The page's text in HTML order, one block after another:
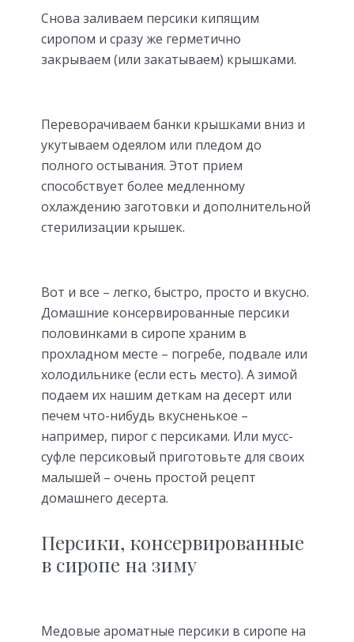
Снова заливаем персики кипящим
сиропом и сразу же герметично
закрываем (или закатываем) крышками.
Переворачиваем банки крышками вниз и
укутываем одеялом или пледом до
полного остывания. Этот прием
способствует более медленному
охлаждению заготовки и дополнительной
стерилизации крышек.
Вот и все – легко, быстро, просто и вкусно.
Домашние консервированные персики
половинками в сиропе храним в
прохладном месте – погребе, подвале или
холодильнике (если есть место). А зимой
подаем их нашим деткам на десерт или
печем что-нибудь вкусненькое –
например, пирог с персиками. Или мусс-
суфле персиковый приготовьте для своих
малышей – очень простой рецепт
домашнего десерта.
Персики, консервированные
в сиропе на зиму
Медовые ароматные персики в сиропе на